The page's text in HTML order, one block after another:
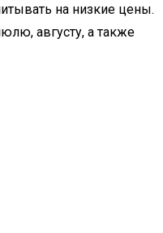
на низкие цены.
августу, а также